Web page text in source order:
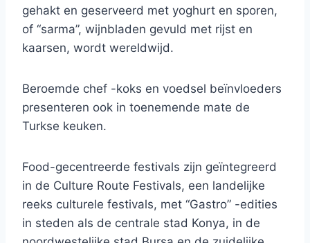
gehakt en geserveerd met yoghurt en sporen,
of “sarma”, wijnbladen gevuld met rijst en
kaarsen, wordt wereldwijd.
Beroemde chef -koks en voedsel beïnvloeders
presenteren ook in toenemende mate de
Turkse keuken.
Food-gecentreerde festivals zijn geïntegreerd
in de Culture Route Festivals, een landelijke
reeks culturele festivals, met “Gastro” -edities
in steden als de centrale stad Konya, in de